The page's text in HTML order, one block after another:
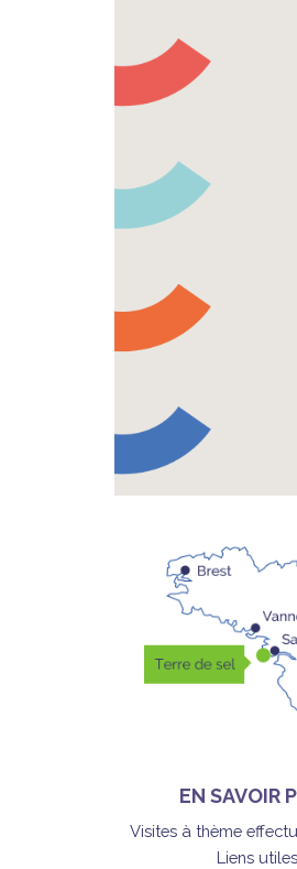
EN SAVOIR
Visites à thème
Liens utiles